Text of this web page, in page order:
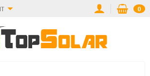
IT 0